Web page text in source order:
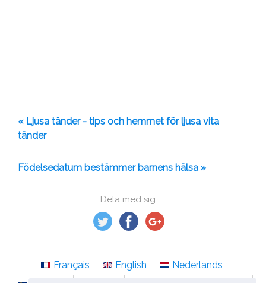
Dela med sig:
« Ljusa tänder - tips och hemmet för ljusa vita
tänder
Födelsedatum bestämmer barnens hälsa »
Français English
Nederlands